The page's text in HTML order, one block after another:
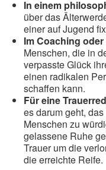
In einem
über das
einer auf Jugend
Im Coaching
Menschen, die in
verpasste Glück
einen radikalen
schaffen kann.
Für eine
es darum geht,
Menschen zu
gelassene Ruhe
Trauer um die
die erreichte Reife.